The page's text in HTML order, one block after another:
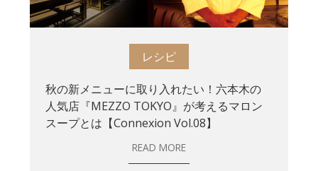
レシピ
秋の新メニューに取り入れたい！六本木の
人気店『MEZZO TOKYO』が考えるマロン
スープとは【Connexion Vol.08】
READ MORE